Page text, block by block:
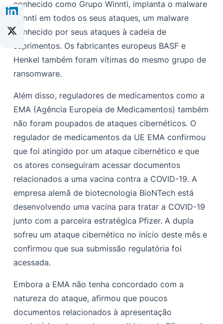
conhecido como Grupo Winnti, implanta o malware
Winnti em todos os seus ataques, um malware
conhecido por seus ataques à cadeia de
suprimentos. Os fabricantes europeus BASF e
Henkel também foram vítimas do mesmo grupo de
ransomware.
Além disso, reguladores de medicamentos como a
EMA (Agência Europeia de Medicamentos) também
não foram poupados de ataques cibernéticos. O
regulador de medicamentos da UE EMA confirmou
que foi atingido por um ataque cibernético e que
os atores conseguiram acessar documentos
relacionados a uma vacina contra a COVID-19. A
empresa alemã de biotecnologia BioNTech está
desenvolvendo uma vacina para tratar a COVID-19
junto com a parceira estratégica Pfizer. A dupla
sofreu um ataque cibernético no início deste mês e
confirmou que sua submissão regulatória foi
acessada.
Embora a EMA não tenha concordado com a
natureza do ataque, afirmou que poucos
documentos relacionados à apresentação